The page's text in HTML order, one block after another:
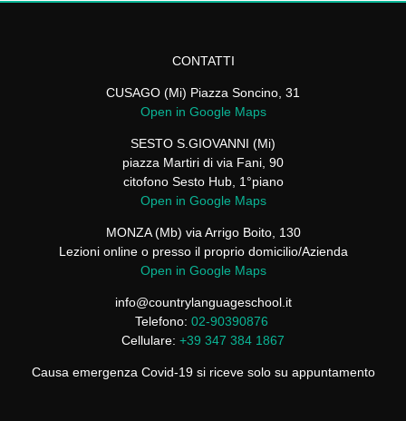
CONTATTI
CUSAGO (Mi) Piazza Soncino, 31
Open in Google Maps
SESTO S.GIOVANNI (Mi)
piazza Martiri di via Fani, 90
citofono Sesto Hub, 1°piano
Open in Google Maps
MONZA (Mb) via Arrigo Boito, 130
Lezioni online o presso il proprio domicilio/Azienda
Open in Google Maps
info@countrylanguageschool.it
Telefono: 02-90390876
Cellulare: +39 347 384 1867
Causa emergenza Covid-19 si riceve solo su appuntamento